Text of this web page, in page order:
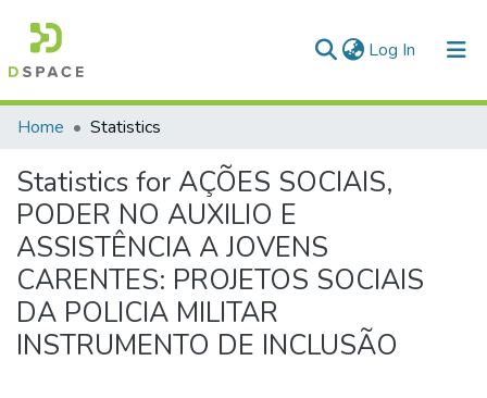
Log In (current)
Communities & Collections
All of DSpace
Home Statistics
Statistics for AÇÕES SOCIAIS,
PODER NO AUXILIO E
ASSISTÊNCIA A JOVENS
CARENTES: PROJETOS SOCIAIS
DA POLICIA MILITAR
INSTRUMENTO DE INCLUSÃO